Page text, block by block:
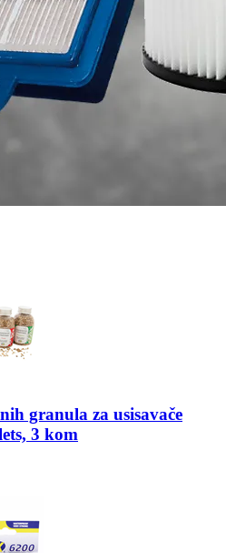
granula za usisavače
3 kom